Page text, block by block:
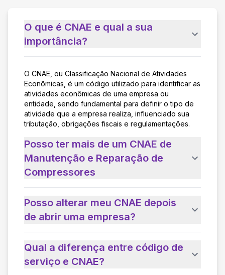
O que é CNAE e qual a sua
importância?
O CNAE, ou Classificação Nacional de Atividades
Econômicas, é um código utilizado para identificar as
atividades econômicas de uma empresa ou
entidade, sendo fundamental para definir o tipo de
atividade que a empresa realiza, influenciado sua
tributação, obrigações fiscais e regulamentações.
Posso ter mais de um CNAE de
Manutenção e Reparação de
Compressores
Posso alterar meu CNAE depois
de abrir uma empresa?
Qual a diferença entre código de
serviço e CNAE?